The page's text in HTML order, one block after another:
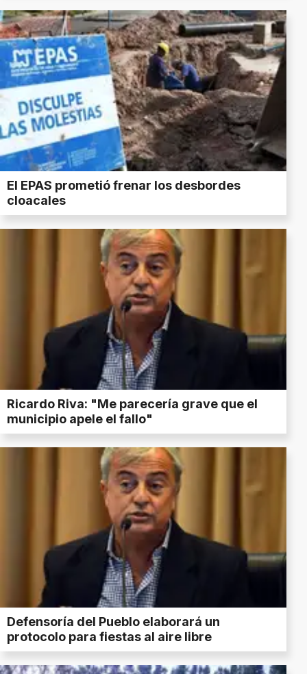
El EPAS prometió frenar los desbordes
cloacales
Ricardo Riva: "Me parecería grave que el
municipio apele el fallo"
Defensoría del Pueblo elaborará un
protocolo para fiestas al aire libre